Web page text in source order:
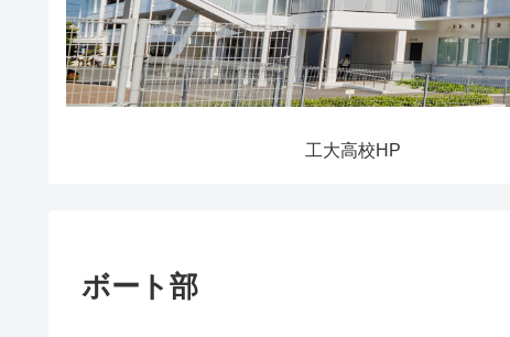
工大高校HP
ボート部